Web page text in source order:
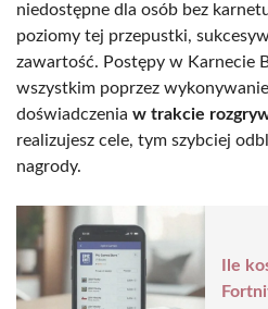
niedostępne dla osób bez
poziomy tej przepustki,
zawartość. Postępy w Karnecie
wszystkim poprzez
doświadczenia w trakcie
realizujesz cele, tym szybciej
nagrody.
Ile